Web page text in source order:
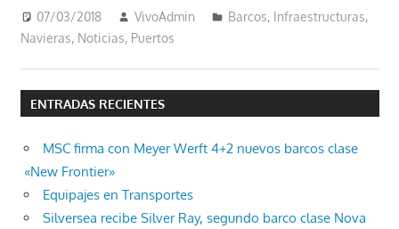
07/03/2018 VivoAdmin Barcos, Infraestructuras,
Navieras, Noticias, Puertos
ENTRADAS RECIENTES
MSC firma con Meyer Werft 4+2 nuevos barcos clase
«New Frontier»
Equipajes en Transportes
Silversea recibe Silver Ray, segundo barco clase Nova